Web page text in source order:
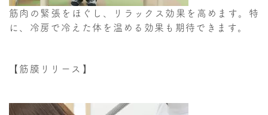
筋肉の緊張をほぐし、リラックス効果を高めます。特
に、冷房で冷えた体を温める効果も期待できます。
【筋膜リリース】